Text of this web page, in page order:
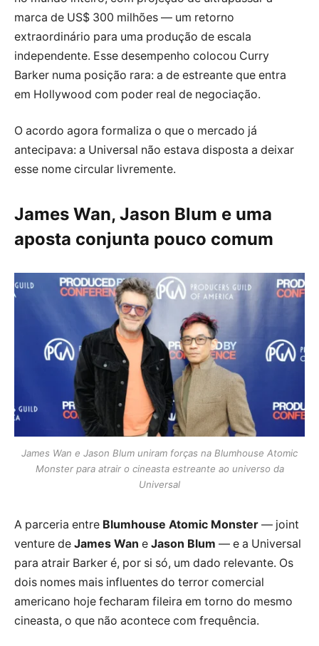
marca de US$ 300 milhões — um retorno
extraordinário para uma produção de escala
independente. Esse desempenho colocou Curry
Barker numa posição rara: a de estreante que entra
em Hollywood com poder real de negociação.
O acordo agora formaliza o que o mercado já
antecipava: a Universal não estava disposta a deixar
esse nome circular livremente.
James Wan, Jason Blum e uma
aposta conjunta pouco comum
James Wan e Jason Blum uniram forças na Blumhouse Atomic
Monster para atrair o cineasta estreante ao universo da
Universal
A parceria entre Blumhouse Atomic Monster — joint
venture de James Wan e Jason Blum — e a Universal
para atrair Barker é, por si só, um dado relevante. Os
dois nomes mais influentes do terror comercial
americano hoje fecharam fileira em torno do mesmo
cineasta, o que não acontece com frequência.